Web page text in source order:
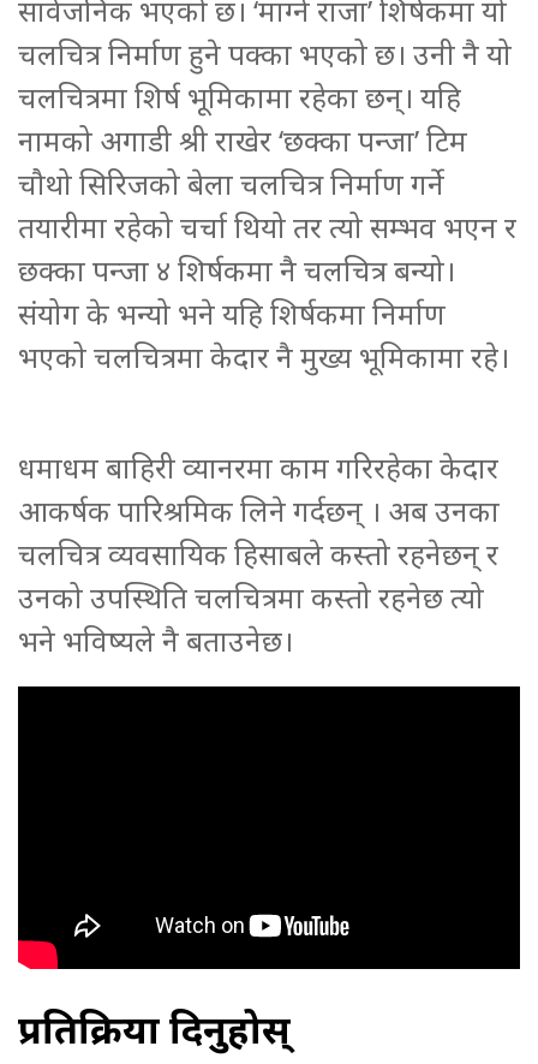
सार्वजनिक भएको छ। ‘माग्ने राजा’ शिर्षकमा यो
चलचित्र निर्माण हुने पक्का भएको छ। उनी नै यो
चलचित्रमा शिर्ष भूमिकामा रहेका छन्। यहि
नामको अगाडी श्री राखेर ‘छक्का पन्जा’ टिम
चौथो सिरिजको बेला चलचित्र निर्माण गर्ने
तयारीमा रहेको चर्चा थियो तर त्यो सम्भव भएन र
छक्का पन्जा ४ शिर्षकमा नै चलचित्र बन्यो।
संयोग के भन्यो भने यहि शिर्षकमा निर्माण
भएको चलचित्रमा केदार नै मुख्य भूमिकामा रहे।
धमाधम बाहिरी व्यानरमा काम गरिरहेका केदार
आकर्षक पारिश्रमिक लिने गर्दछन् । अब उनका
चलचित्र व्यवसायिक हिसाबले कस्तो रहनेछन् र
उनको उपस्थिति चलचित्रमा कस्तो रहनेछ त्यो
भने भविष्यले नै बताउनेछ।
प्रतिक्रिया दिनुहोस्